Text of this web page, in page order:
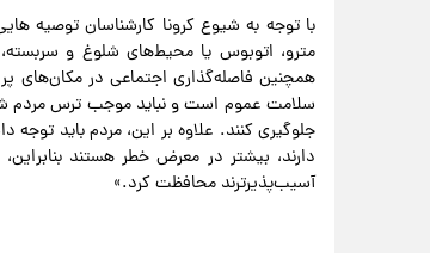
با توجه به شیوع کرونا کارشناسان توصیه
مترو، اتوبوس یا محیط‌های شلوغ و
همچنین فاصله‌گذاری اجتماعی در مکان‌های
سلامت عموم است و نباید موجب ترس مردم
جلوگیری کنند. علاوه بر این، مردم باید
دارند، بیشتر در معرض خطر هستند
آسیب‌پذیرترند محافظت کرد.»